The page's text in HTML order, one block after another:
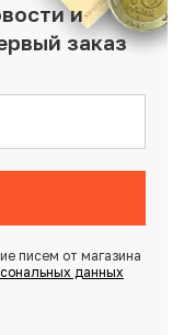
и
заказ
писем от магазина
данных